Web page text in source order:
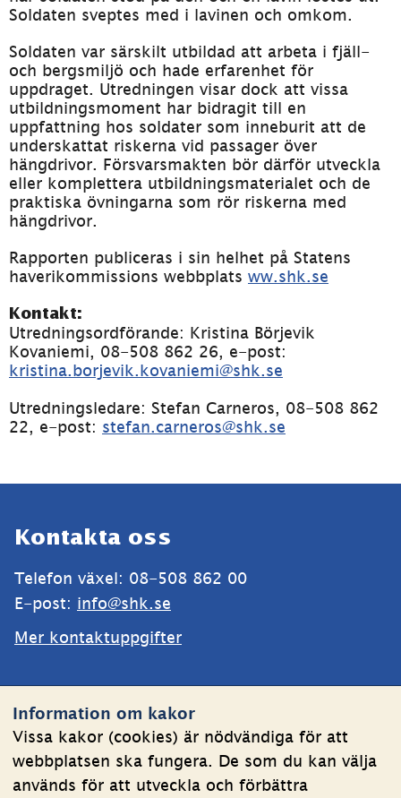
Information om kakor
Vissa kakor (cookies) är nödvändiga för att
webbplatsen ska fungera. De som du kan välja
används för att utveckla och förbättra
Soldaten sveptes med i lavinen och omkom.
Soldaten var särskilt utbildad att arbeta i fjäll-
och bergsmiljö och hade erfarenhet för
uppdraget. Utredningen visar dock att vissa
utbildningsmoment har bidragit till en
uppfattning hos soldater som inneburit att de
underskattat riskerna vid passager över
hängdrivor. Försvarsmakten bör därför utveckla
eller komplettera utbildningsmaterialet och de
praktiska övningarna som rör riskerna med
hängdrivor.
Rapporten publiceras i sin helhet på Statens
haverikommissions webbplats ww.shk.se
Kontakt:
Utredningsordförande: Kristina Börjevik
kristina.borjevik.kovaniemi@shk.se
Utredningsledare: Stefan Carneros, 08-508 862
22, e-post: stefan.carneros@shk.se
Kontakta oss
Telefon växel: 08-508 862 00
E-post: info@shk.se
Mer kontaktuppgifter
Om kakor
Behandling av personuppgifter
Tillgänglighetsredogörelse